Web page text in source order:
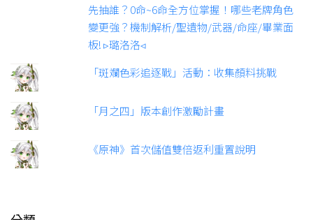
先抽誰？0命~6命全方位掌握！哪些老牌角色
變更強？機制解析/聖遺物/武器/命座/畢業面
板! ▹璐洛洛◃
「斑斕色彩追逐戰」活動：收集顏料挑戰
「月之四」版本創作激勵計畫
《原神》首次儲值雙倍返利重置說明